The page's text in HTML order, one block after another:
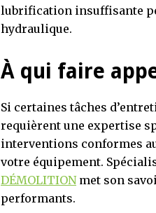
lubrification insuffisante
hydraulique.
À qui faire
Si certaines tâches
requièrent une expertise
interventions conformes
votre équipement.
DÉMOLITIONmet son
performants.